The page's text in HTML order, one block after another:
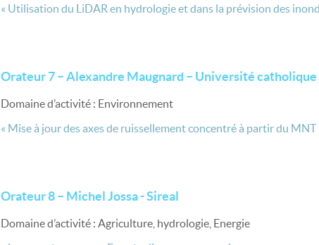
« Utilisation du LiDAR en hydrologie et dans la prévision des
Orateur 7 – Alexandre Maugnard – Université catholique
Domaine d’activité : Environnement
« Mise à jour des axes de ruissellement concentré à partir du MNT
Orateur 8 – Michel Jossa - Sireal
Domaine d’activité : Agriculture, hydrologie, Energie